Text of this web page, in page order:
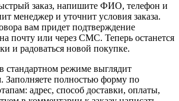
заказ, напишите ФИО, телефон и
менеджер и уточнит условия заказа.
вам придет подтверждение
почту или через СМС. Теперь останется
и радоваться новой покупке.
стандартном режиме выглядит
Заполняете полностью форму по
адрес, способ доставки, оплаты,